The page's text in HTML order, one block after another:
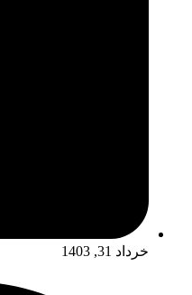
خرداد 31, 1403